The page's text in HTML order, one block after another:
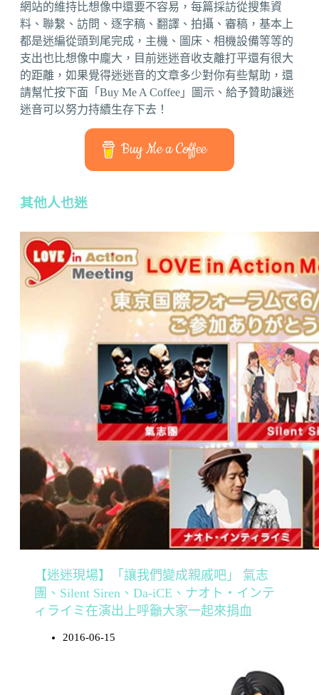
網站的維持比想像中還要不容易，每篇採訪從搜集資
料、聯繫、訪問、逐字稿、翻譯、拍攝、審稿，基本上
都是迷編從頭到尾完成，主機、圖床、相機設備等等的
支出也比想像中龐大，目前迷迷音收支離打平還有很大
的距離，如果覺得迷迷音的文章多少對你有些幫助，還
請幫忙按下面「Buy Me A Coffee」圖示、給予贊助讓迷
迷音可以努力持續生存下去！
Buy Me a Coffee
其他人也迷
【迷迷現場】「讓我們變成親戚吧」 氣志
團、Silent Siren、Da-iCE、ナオト・インテ
ィライミ在演出上呼籲大家一起來捐血
2016-06-15